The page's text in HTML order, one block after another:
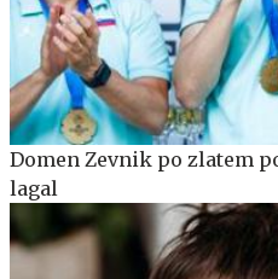
Domen Zevnik po zlatem
lagal